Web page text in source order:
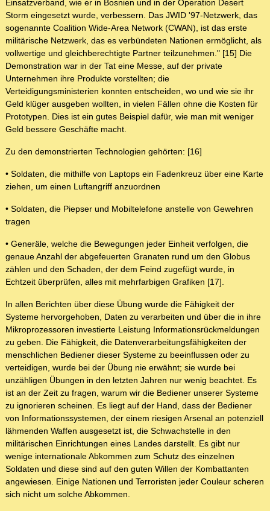
Einsatzverband, wie er in Bosnien und in der Operation Desert
Storm eingesetzt wurde, verbessern. Das JWID '97-Netzwerk, das
sogenannte Coalition Wide-Area Network (CWAN), ist das erste
militärische Netzwerk, das es verbündeten Nationen ermöglicht, als
vollwertige und gleichberechtigte Partner teilzunehmen." [15] Die
Demonstration war in der Tat eine Messe, auf der private
Unternehmen ihre Produkte vorstellten; die
Verteidigungsministerien konnten entscheiden, wo und wie sie ihr
Geld klüger ausgeben wollten, in vielen Fällen ohne die Kosten für
Prototypen. Dies ist ein gutes Beispiel dafür, wie man mit weniger
Geld bessere Geschäfte macht.
Zu den demonstrierten Technologien gehörten: [16]
• Soldaten, die mithilfe von Laptops ein Fadenkreuz über eine Karte
ziehen, um einen Luftangriff anzuordnen
• Soldaten, die Piepser und Mobiltelefone anstelle von Gewehren
tragen
• Generäle, welche die Bewegungen jeder Einheit verfolgen, die
genaue Anzahl der abgefeuerten Granaten rund um den Globus
zählen und den Schaden, der dem Feind zugefügt wurde, in
Echtzeit überprüfen, alles mit mehrfarbigen Grafiken [17].
In allen Berichten über diese Übung wurde die Fähigkeit der
Systeme hervorgehoben, Daten zu verarbeiten und über die in ihre
Mikroprozessoren investierte Leistung Informationsrückmeldungen
zu geben. Die Fähigkeit, die Datenverarbeitungsfähigkeiten der
menschlichen Bediener dieser Systeme zu beeinflussen oder zu
verteidigen, wurde bei der Übung nie erwähnt; sie wurde bei
unzähligen Übungen in den letzten Jahren nur wenig beachtet. Es
ist an der Zeit zu fragen, warum wir die Bediener unserer Systeme
zu ignorieren scheinen. Es liegt auf der Hand, dass der Bediener
von Informationssystemen, der einem riesigen Arsenal an potenziell
lähmenden Waffen ausgesetzt ist, die Schwachstelle in den
militärischen Einrichtungen eines Landes darstellt. Es gibt nur
wenige internationale Abkommen zum Schutz des einzelnen
Soldaten und diese sind auf den guten Willen der Kombattanten
angewiesen. Einige Nationen und Terroristen jeder Couleur scheren
sich nicht um solche Abkommen.